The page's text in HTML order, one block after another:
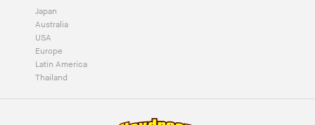
Japan
Australia
USA
Europe
Latin America
Thailand